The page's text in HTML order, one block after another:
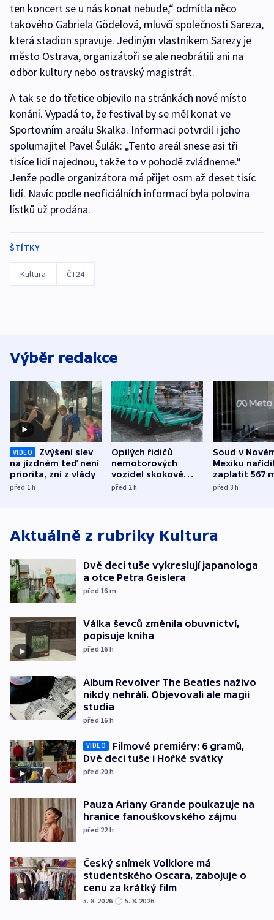
ten koncert se u nás konat nebude,“ odmítla něco
takového Gabriela Gödelová, mluvčí společnosti Sareza,
která stadion spravuje. Jediným vlastníkem Sarezy je
město Ostrava, organizátoři se ale neobrátili ani na
odbor kultury nebo ostravský magistrát.
A tak se do třetice objevilo na stránkách nové místo
konání. Vypadá to, že festival by se měl konat ve
Sportovním areálu Skalka. Informaci potvrdil i jeho
spolumajitel Pavel Šulák: „Tento areál snese asi tři
tisíce lidí najednou, takže to v pohodě zvládneme.“
Jenže podle organizátora má přijet osm až deset tisíc
lidí. Navíc podle neoficiálních informací byla polovina
lístků už prodána.
ŠTÍTKY
Kultura ČT24
Výběr redakce
VIDEO
Zvýšení slev
na jízdném teď není
priorita, zní z vlády
před 1h
Opilých řidičů
nemotorových
vozidel skokově
přibylo, nejvíc ve
před 2h
Soud v
Mexiku
zaplatit 567
dolarů kvůli
před 3h
Aktuálně z rubriky Kultura
Dvě deci tuše vykreslují japanologa
a otce Petra Geislera
před 16 m
Válka ševců změnila obuvnictví,
popisuje kniha
před 16 h
Album Revolver The Beatles naživo
nikdy nehráli. Objevovali ale magii
studia
před 16 h
VIDEO
Filmové premiéry: 6 gramů,
Dvě deci tuše i Hořké svátky
před 20 h
Pauza Ariany Grande poukazuje na
hranice fanouškovského zájmu
před 22 h
Český snímek Volklore má
studentského Oscara, zabojuje o
cenu za krátký film
5. 8. 2026 5. 8. 2026